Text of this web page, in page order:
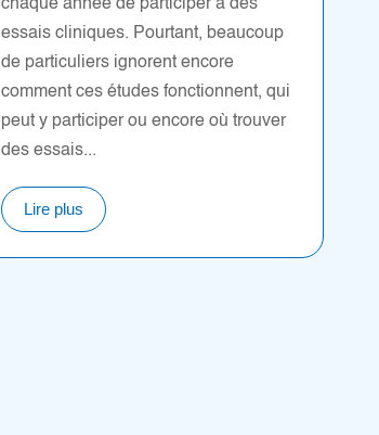
chaque année de participer à des
essais cliniques. Pourtant, beaucoup
de particuliers ignorent encore
comment ces études fonctionnent, qui
peut y participer ou encore où trouver
des essais...
Lire plus